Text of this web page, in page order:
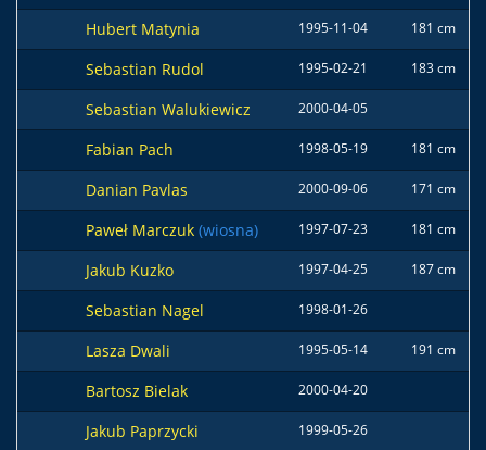
Hubert Matynia 1995-11-04 181 cm
Sebastian Rudol 1995-02-21 183 cm
Sebastian Walukiewicz 2000-04-05
Fabian Pach 1998-05-19 181 cm
Danian Pavlas 2000-09-06 171 cm
Paweł Marczuk (wiosna) 1997-07-23 181 cm
Jakub Kuzko 1997-04-25 187 cm
Sebastian Nagel 1998-01-26
Lasza Dwali 1995-05-14 191 cm
Bartosz Bielak 2000-04-20
Jakub Paprzycki 1999-05-26